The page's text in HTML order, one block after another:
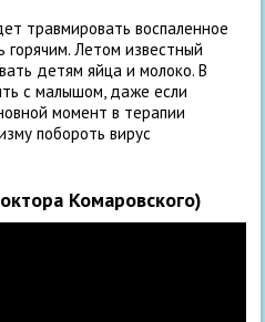
травмировать воспаленное
горячим. Летом известный
детям яйца и молоко. В
с малышом, даже если
момент в терапии
побороть вирус
Комаровского)